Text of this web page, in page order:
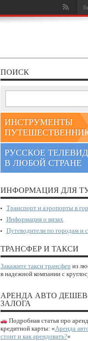
ПОИСК
ИНСТРУМЕНТЫ
РУССКОЕ
В ЛЮБОЙ СТРАНЕ
ИНФОРМАЦИЯ ДЛЯ
Транспорт и аэропорты в
Информация о визах
Путеводители по городам и
ТРАНСФЕР И ТАКСИ
Закажите такси трансфер из
в надежной компании с
АРЕНДА АВТО
ЗАЛОГА
Подробная статья про
кредитной карты: «Аренда
стоит и как арендовать?«